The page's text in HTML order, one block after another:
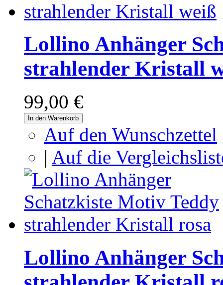
Lollino Anhänger
strahlender Kristall
99,00 €
In den Warenkorb
Auf den Wunschzettel
| Auf die
Lollino Anhänger